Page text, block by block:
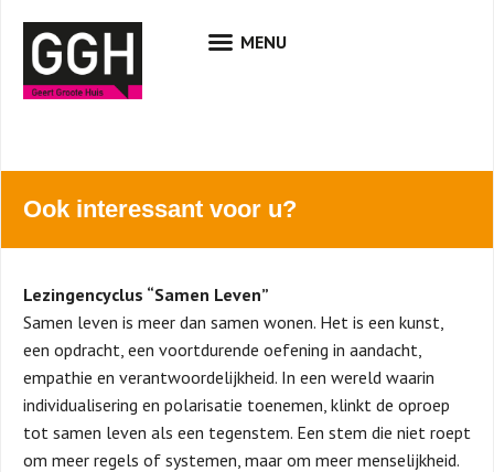
Ook interessant voor u?
Lezingencyclus “Samen Leven”
Samen leven is meer dan samen wonen. Het is een kunst,
een opdracht, een voortdurende oefening in aandacht,
empathie en verantwoordelijkheid. In een wereld waarin
individualisering en polarisatie toenemen, klinkt de oproep
tot samen leven als een tegenstem. Een stem die niet roept
om meer regels of systemen, maar om meer menselijkheid.